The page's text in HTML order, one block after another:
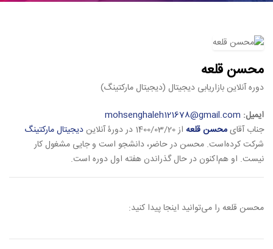
محسن قلعه
دوره آنلاین بازاریابی دیجیتال (دیجیتال مارکتینگ)
ایمیل: mohsenghaleh121678@gmail.com
جناب آقایمحسن قلعه از 1400/03/20 در دورۀ آنلاین
دیجیتال مارکتینگ
شرکت کرده‌است. محسن در حاضر، دانشجو است و جایی مشغول کار
نیست. او هم‌اکنون در حال گذراندن هفته اول دوره است.
محسن قلعه را می‌توانید اینجا پیدا کنید: